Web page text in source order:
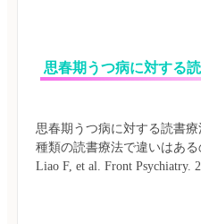
思春期うつ病に対する
思春期うつ病に対する読書
種類の読書療法で違いはある